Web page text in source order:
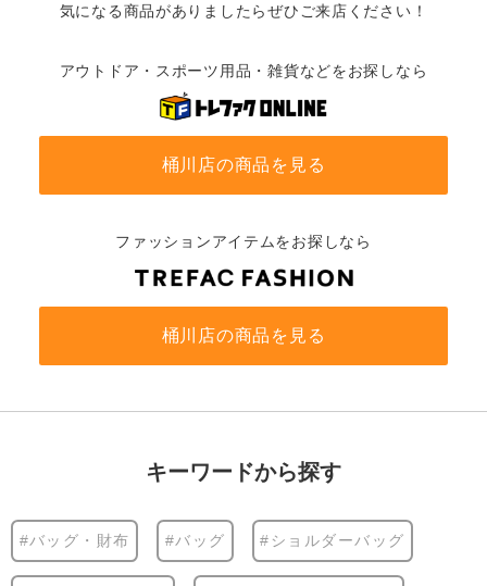
気になる商品がありましたらぜひご来店ください！
アウトドア・スポーツ用品・雑貨などをお探しなら
桶川店の商品を見る
ファッションアイテムをお探しなら
桶川店の商品を見る
キーワードから探す
#バッグ・財布 #バッグ #ショルダーバッグ